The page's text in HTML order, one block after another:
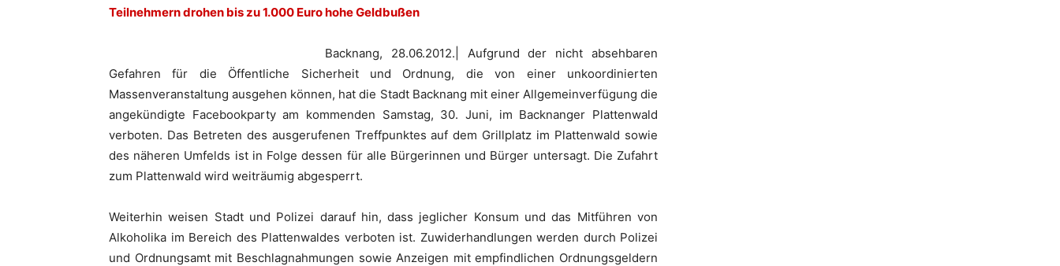
Teilnehmern drohen bis zu 1.000 Euro hohe Geldbußen
Backnang, 28.06.2012.| Aufgrund der nicht absehbaren
Gefahren für die Öffentliche Sicherheit und Ordnung, die von einer unkoordinierten
Massenveranstaltung ausgehen können, hat die Stadt Backnang mit einer Allgemeinverfügung die
angekündigte Facebookparty am kommenden Samstag, 30. Juni, im Backnanger Plattenwald
verboten. Das Betreten des ausgerufenen Treffpunktes auf dem Grillplatz im Plattenwald sowie
des näheren Umfelds ist in Folge dessen für alle Bürgerinnen und Bürger untersagt. Die Zufahrt
zum Plattenwald wird weiträumig abgesperrt.
Weiterhin weisen Stadt und Polizei darauf hin, dass jeglicher Konsum und das Mitführen von
Alkoholika im Bereich des Plattenwaldes verboten ist. Zuwiderhandlungen werden durch Polizei
und Ordnungsamt mit Beschlagnahmungen sowie Anzeigen mit empfindlichen Ordnungsgeldern